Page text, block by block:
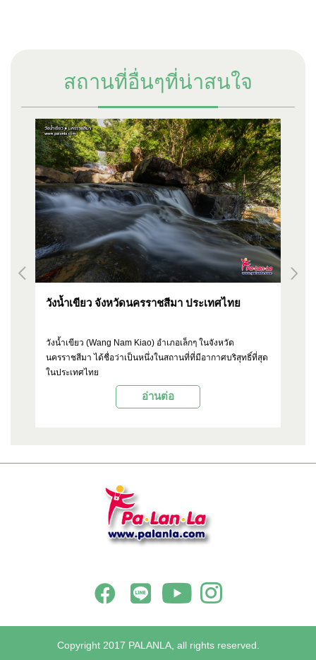
สถานที่อื่นๆที่น่าสนใจ
วังน้ำเขียว จังหวัดนครราชสีมา ประเทศไทย
วังน้ำเขียว (Wang Nam Kiao) อำเภอเล็กๆ ในจังหวัด
นครราชสีมา ได้ชื่อว่าเป็นหนึ่งในสถานที่ที่มีอากาศบริสุทธิ์ที่สุด
ในประเทศไทย
อ่านต่อ
Copyright 2017 PALANLA, all rights reserved.